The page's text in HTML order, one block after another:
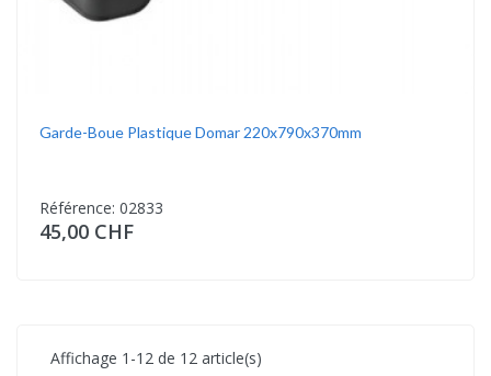
Garde-Boue Plastique Domar 220x790x370mm
Référence: 02833
45,00 CHF
Affichage 1-12 de 12 article(s)